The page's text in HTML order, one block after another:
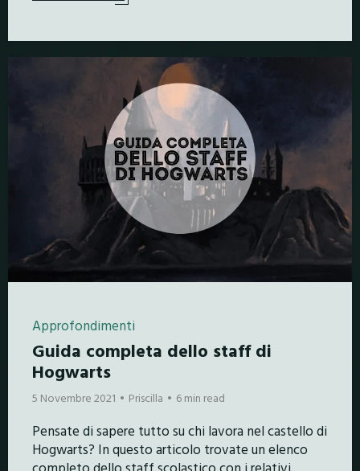
Approfondimenti
Guida completa dello staff di
Hogwarts
5 Novembre 2021 Priscilla 6 min read
Pensate di sapere tutto su chi lavora nel castello di
Hogwarts? In questo articolo trovate un elenco